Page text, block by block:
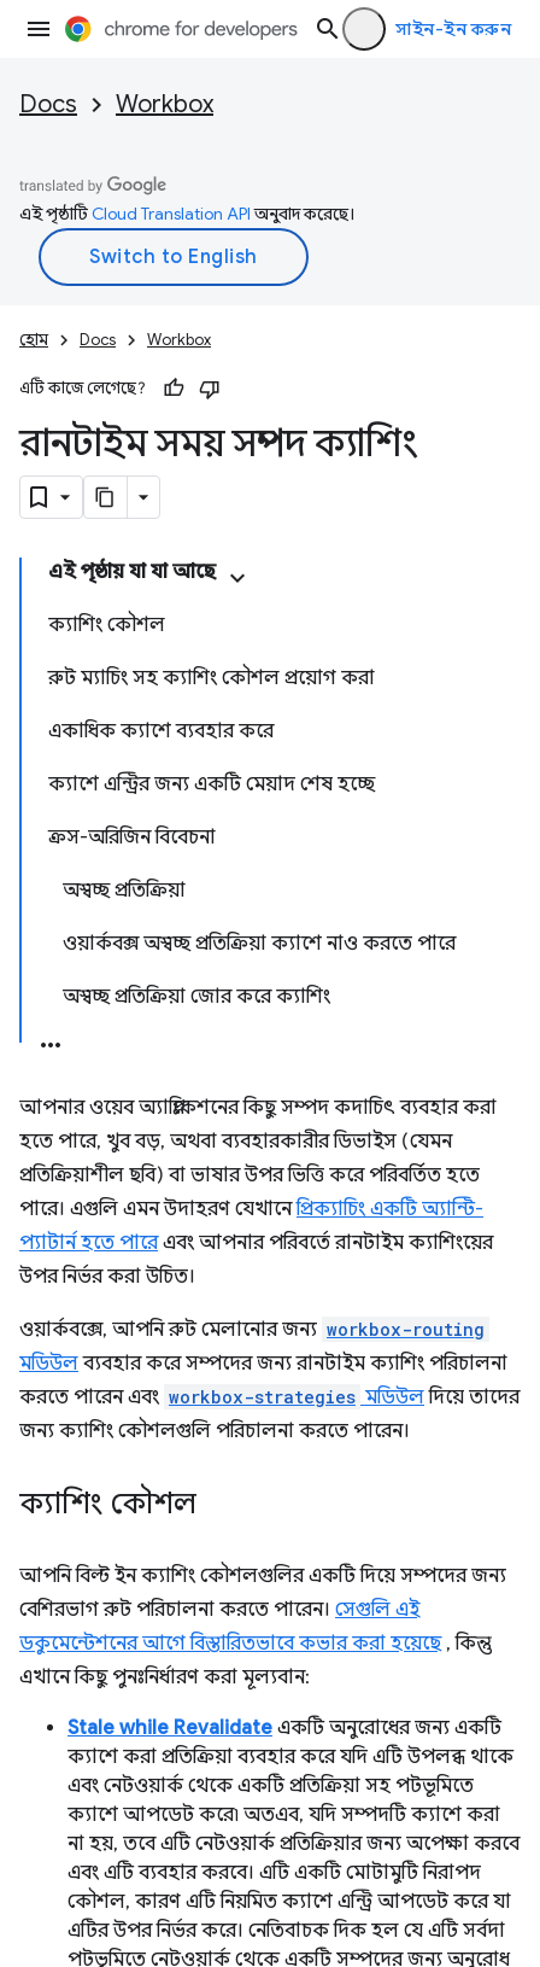
সাইন-ইন করুন
Docs Workbox
এই পৃষ্ঠাটিCloud Translation APIঅনুবাদ করেছে।
হোম Docs Workbox
এটি কাজে লেগেছে?
রানটাইম সময় সম্পদ ক্যাশিং
এই পৃষ্ঠায় যা যা আছে
ক্যাশিং কৌশল
রুট ম্যাচিং সহ ক্যাশিং কৌশল প্রয়োগ করা
একাধিক ক্যাশে ব্যবহার করে
ক্যাশে এন্ট্রির জন্য একটি মেয়াদ শেষ হচ্ছে
ক্রস-অরিজিন বিবেচনা
অস্বচ্ছ প্রতিক্রিয়া
ওয়ার্কবক্স অস্বচ্ছ প্রতিক্রিয়া ক্যাশে নাও করতে পারে
অস্বচ্ছ প্রতিক্রিয়া জোর করে ক্যাশিং
আপনার ওয়েব অ্যাপ্লিকেশনের কিছু সম্পদ কদাচিৎ ব্যবহার করা
হতে পারে, খুব বড়, অথবা ব্যবহারকারীর ডিভাইস (যেমন
প্রতিক্রিয়াশীল ছবি) বা ভাষার উপর ভিত্তি করে পরিবর্তিত হতে
পারে। এগুলি এমন উদাহরণ যেখানেপ্রিক্যাচিং একটি অ্যান্টি-
প্যাটার্ন হতে পারেএবং আপনার পরিবর্তে রানটাইম ক্যাশিংয়ের
উপর নির্ভর করা উচিত।
ওয়ার্কবক্সে, আপনি রুট মেলানোর জন্য workbox-routing
মডিউলব্যবহার করে সম্পদের জন্য রানটাইম ক্যাশিং পরিচালনা
করতে পারেন এবং workbox-strategies মডিউলদিয়ে তাদের
জন্য ক্যাশিং কৌশলগুলি পরিচালনা করতে পারেন।
ক্যাশিং কৌশল
আপনি বিল্ট ইন ক্যাশিং কৌশলগুলির একটি দিয়ে সম্পদের জন্য
বেশিরভাগ রুট পরিচালনা করতে পারেন। সেগুলি এই
ডকুমেন্টেশনের আগে বিস্তারিতভাবে কভার করা হয়েছে, কিন্তু
এখানে কিছু পুনঃনির্ধারণ করা মূল্যবান:
Stale while Revalidate একটি অনুরোধের জন্য একটি
ক্যাশে করা প্রতিক্রিয়া ব্যবহার করে যদি এটি উপলব্ধ থাকে
এবং নেটওয়ার্ক থেকে একটি প্রতিক্রিয়া সহ পটভূমিতে
ক্যাশে আপডেট করে৷ অতএব, যদি সম্পদটি ক্যাশে করা
না হয়, তবে এটি নেটওয়ার্ক প্রতিক্রিয়ার জন্য অপেক্ষা করবে
এবং এটি ব্যবহার করবে। এটি একটি মোটামুটি নিরাপদ
কৌশল, কারণ এটি নিয়মিত ক্যাশে এন্ট্রি আপডেট করে যা
এটির উপর নির্ভর করে। নেতিবাচক দিক হল যে এটি সর্বদা
পটভূমিতে নেটওয়ার্ক থেকে একটি সম্পদের জন্য অনুরোধ